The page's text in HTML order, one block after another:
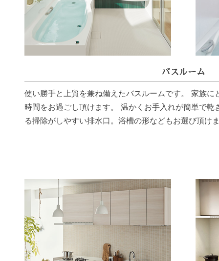
バスルーム
使い勝手と上質を兼ね備えたバスルームです。 家族
時間をお過ごし頂けます。 温かくお手入れが簡単で
る掃除がしやすい排水口。浴槽の形などもお選び頂け